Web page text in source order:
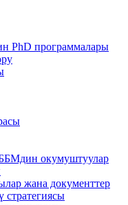
PhD программалары
окумуштуулар
жана документтер
стратегиясы